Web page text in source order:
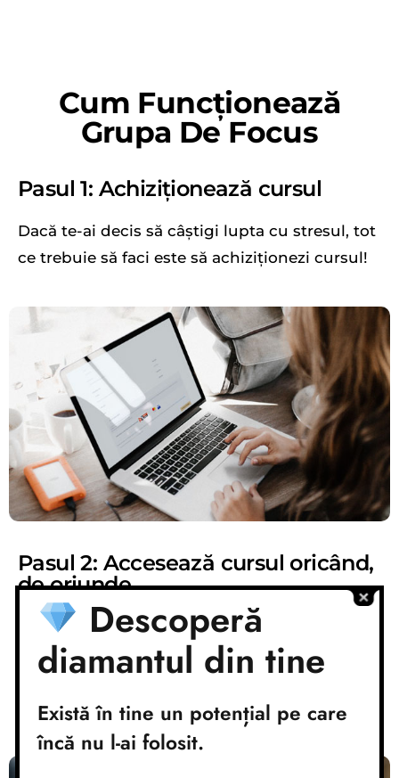
Cum Funcționează
Grupa De Focus
Pasul 1: Achiziționează cursul
Dacă te-ai decis să câștigi lupta cu stresul, tot
ce trebuie să faci este să achiziționezi cursul!
Pasul 2: Accesează cursul oricând,
de oriunde
După ce ai făcut plata, poți accesa din contul
tău cursul indiferent unde te afli, ori de câte
Descoperă
diamantul din tine
Există în tine un potențial pe care
încă nu l-ai folosit.